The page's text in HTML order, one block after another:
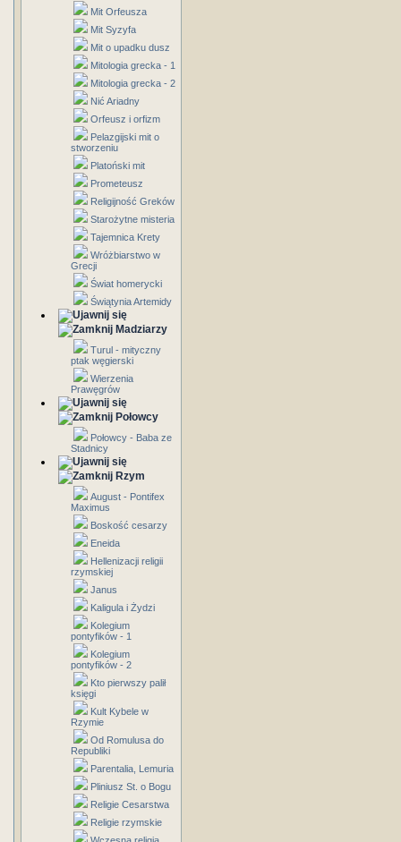
Mit Orfeusza
Mit Syzyfa
Mit o upadku dusz
Mitologia grecka - 1
Mitologia grecka - 2
Nić Ariadny
Orfeusz i orfizm
Pelazgijski mit o
stworzeniu
Platoński mit
Prometeusz
Religijność Greków
Starożytne misteria
Tajemnica Krety
Wróżbiarstwo w
Grecji
Świat homerycki
Świątynia Artemidy
Madziarzy
Turul - mityczny
ptak węgierski
Wierzenia
Prawęgrów
Połowcy
Połowcy - Baba ze
Stadnicy
Rzym
August - Pontifex
Maximus
Boskość cesarzy
Eneida
Hellenizacji religii
rzymskiej
Janus
Kaligula i Żydzi
Kolegium
pontyfików - 1
Kolegium
pontyfików - 2
Kto pierwszy palił
księgi
Kult Kybele w
Rzymie
Od Romulusa do
Republiki
Parentalia, Lemuria
Pliniusz St. o Bogu
Religie Cesarstwa
Religie rzymskie